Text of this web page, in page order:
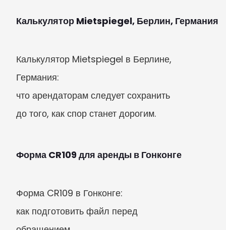
Калькулятор Mietspiegel, Берлин, Германия
Калькулятор Mietspiegel в Берлине,
Германия:
что арендаторам следует сохранить
до того, как спор станет дорогим.
Форма CR109 для аренды в Гонконге
Форма CR109 в Гонконге:
как подготовить файл перед